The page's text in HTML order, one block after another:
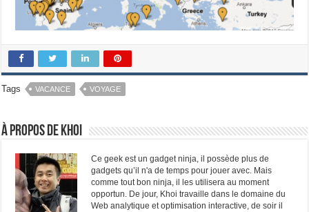
Tags VACANCE VOYAGE
À propos de Khoi
Ce geek est un gadget ninja, il possède plus de
gadgets qu’il n'a de temps pour jouer avec. Mais
comme tout bon ninja, il les utilisera au moment
opportun. De jour, Khoi travaille dans le domaine du
Web analytique et optimisation interactive, de soir il